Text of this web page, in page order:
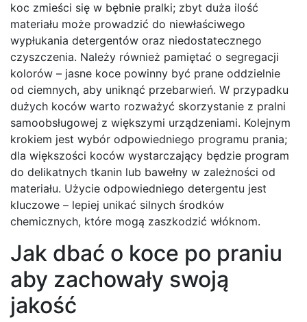
koc zmieści się w bębnie pralki; zbyt duża ilość
materiału może prowadzić do niewłaściwego
wypłukania detergentów oraz niedostatecznego
czyszczenia. Należy również pamiętać o segregacji
kolorów – jasne koce powinny być prane oddzielnie
od ciemnych, aby uniknąć przebarwień. W przypadku
dużych koców warto rozważyć skorzystanie z pralni
samoobsługowej z większymi urządzeniami. Kolejnym
krokiem jest wybór odpowiedniego programu prania;
dla większości koców wystarczający będzie program
do delikatnych tkanin lub bawełny w zależności od
materiału. Użycie odpowiedniego detergentu jest
kluczowe – lepiej unikać silnych środków
chemicznych, które mogą zaszkodzić włóknom.
Jak dbać o koce po praniu
aby zachowały swoją
jakość